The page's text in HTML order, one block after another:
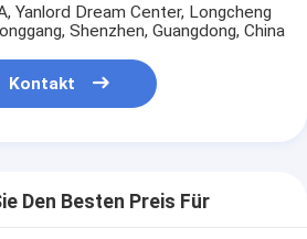
Yanlord Dream Center, Longcheng
Shenzhen, Guangdong, China
Kontakt
Den Besten Preis Für